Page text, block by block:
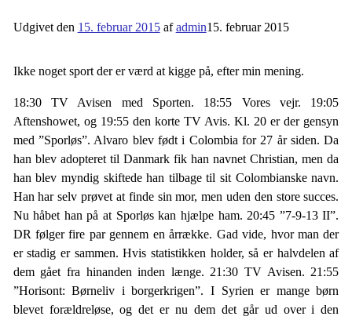
Udgivet den 15. februar 2015 afadmin15. februar 2015
Ikke noget sport der er værd at kigge på, efter min mening.
18:30 TV Avisen med Sporten. 18:55 Vores vejr. 19:05
Aftenshowet, og 19:55 den korte TV Avis. Kl. 20 er der gensyn
med ”Sporløs”. Alvaro blev født i Colombia for 27 år siden. Da
han blev adopteret til Danmark fik han navnet Christian, men da
han blev myndig skiftede han tilbage til sit Colombianske navn.
Han har selv prøvet at finde sin mor, men uden den store succes.
Nu håbet han på at Sporløs kan hjælpe ham. 20:45 ”7-9-13 II”.
DR følger fire par gennem en årrække. Gad vide, hvor man der
er stadig er sammen. Hvis statistikken holder, så er halvdelen af
dem gået fra hinanden inden længe. 21:30 TV Avisen. 21:55
”Horisont: Børneliv i borgerkrigen”. I Syrien er mange børn
blevet forældreløse, og det er nu dem det går ud over i den